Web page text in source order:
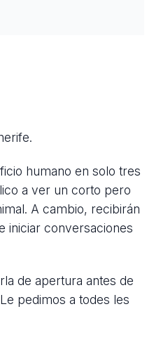
humano en solo tres
a ver un corto pero
A cambio, recibirán
iniciar conversaciones
de apertura antes de
pedimos a todes les